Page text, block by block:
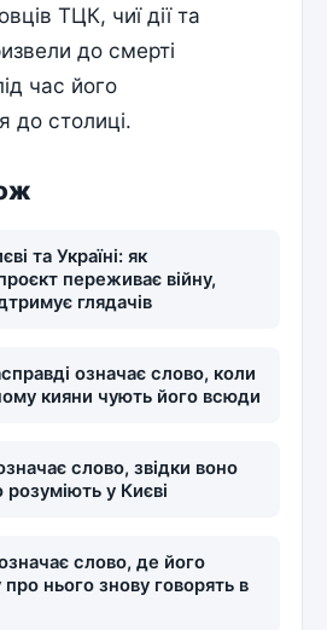
ТЦК, чиї дії та
до смерті
час його
до столиці.
та Україні: як
переживає війну,
глядачів
означає слово, коли
кияни чують його всюди
слово, звідки воно
розуміють у Києві
слово, де його
нього знову говорять в